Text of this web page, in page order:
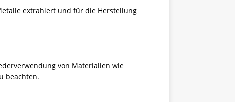
extrahiert und für die Herstellung
von Materialien wie
beachten.